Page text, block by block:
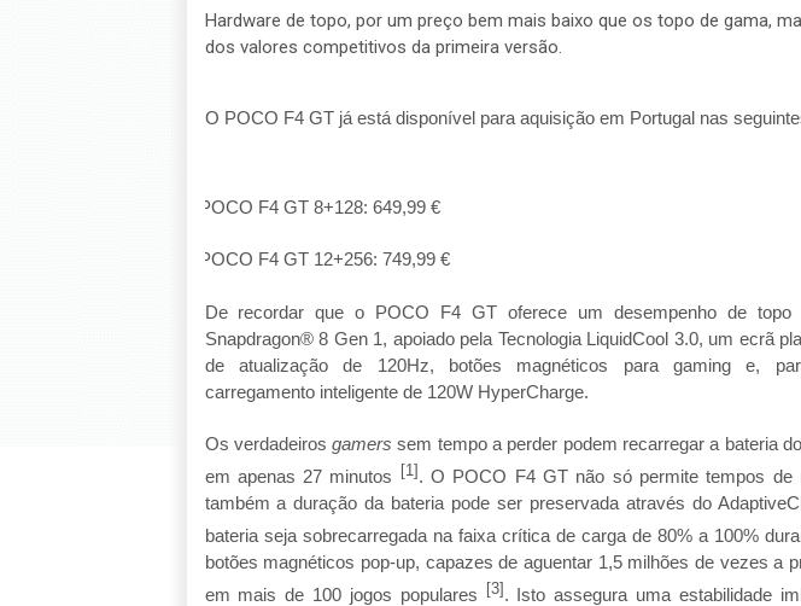
Hardware de topo, por um preço bem mais baixo que os topo de gama,
dos valores competitivos da primeira versão.
O POCO F4 GT já está disponível para aquisição em Portugal nas
POCO F4 GT 8+128: 649,99 €
POCO F4 GT 12+256: 749,99 €
De recordar que o POCO F4 GT oferece um desempenho de topo
Snapdragon® 8 Gen 1, apoiado pela Tecnologia LiquidCool 3.0, um ecrã
de atualização de 120Hz, botões magnéticos para gaming e,
carregamento inteligente de 120W HyperCharge.
Os verdadeirosgamers sem tempo a perder podem recarregar a bateria
em apenas 27 minutos
[1] . O POCO F4 GT não só permite tempos de
também a duração da bateria pode ser preservada através do
bateria seja sobrecarregada na faixa crítica de carga de 80% a 100%
botões magnéticos pop-up, capazes de aguentar 1,5 milhões de vezes a
em mais de 100 jogos populares
[3] . Isto assegura uma estabilidade